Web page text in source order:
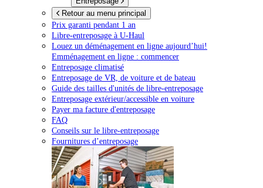
Retour au menu principal
Prix garanti pendant 1 an
Libre-entreposage à U-Haul
Louez un déménagement en ligne aujourd’hui!
Emménagement en ligne : commencer
Entreposage climatisé
Entreposage de VR, de voiture et de bateau
Guide des tailles d'unités de libre-entreposage
Entreposage extérieur/accessible en voiture
Payer ma facture d'entreposage
FAQ
Conseils sur le libre-entreposage
Fournitures d’entreposage